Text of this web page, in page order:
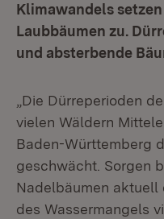
Klimawandels
Laubbäumen zu.
und absterbende
„Die Dürreperioden
vielen Wäldern
Baden-Württemberg
geschwächt. Sorgen
Nadelbäumen aktuell
des Wassermangels